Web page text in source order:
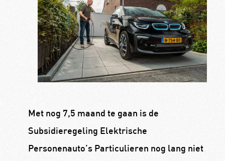
Met nog 7,5 maand te gaan is de
Subsidieregeling Elektrische
Personenauto’s Particulieren nog lang niet